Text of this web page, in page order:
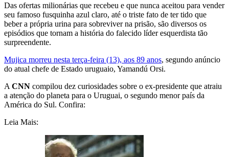
Das ofertas milionárias que recebeu e que nunca aceitou para vender
seu famoso fusquinha azul claro, até o triste fato de ter tido que
beber a própria urina para sobreviver na prisão, são diversos os
episódios que tornam a história do falecido líder esquerdista tão
surpreendente.
Mujica morreu nesta terça-feira (13), aos 89 anos, segundo anúncio
do atual chefe de Estado uruguaio, Yamandú Orsi.
A CNN compilou dez curiosidades sobre o ex-presidente que atraiu
a atenção do planeta para o Uruguai, o segundo menor país da
América do Sul. Confira:
Leia Mais: